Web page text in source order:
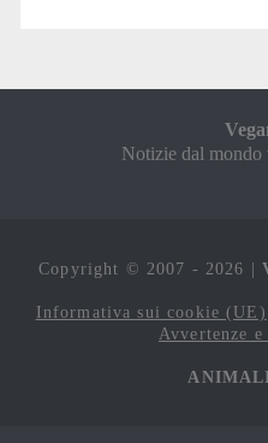
Notizie dal mondo
Copyright © 2007 - 2026 |
Informativa sui cookie (UE)
Avvertenze